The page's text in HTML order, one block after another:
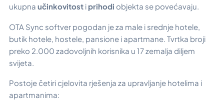
ukupna učinkovitost i prihodi objekta se povećavaju.
OTA Sync softver pogodan je za male i srednje hotele,
butik hotele, hostele, pansione i apartmane. Tvrtka broji
preko 2.000 zadovoljnih korisnika u 17 zemalja diljem
svijeta.
Postoje četiri cjelovita rješenja za upravljanje hotelima i
apartmanima: